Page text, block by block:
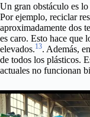
Un gran obstáculo es
Por ejemplo, reciclar
aproximadamente dos
es caro. Esto hace que
elevados.13. Además,
de todos los plásticos.
actuales no funcionan